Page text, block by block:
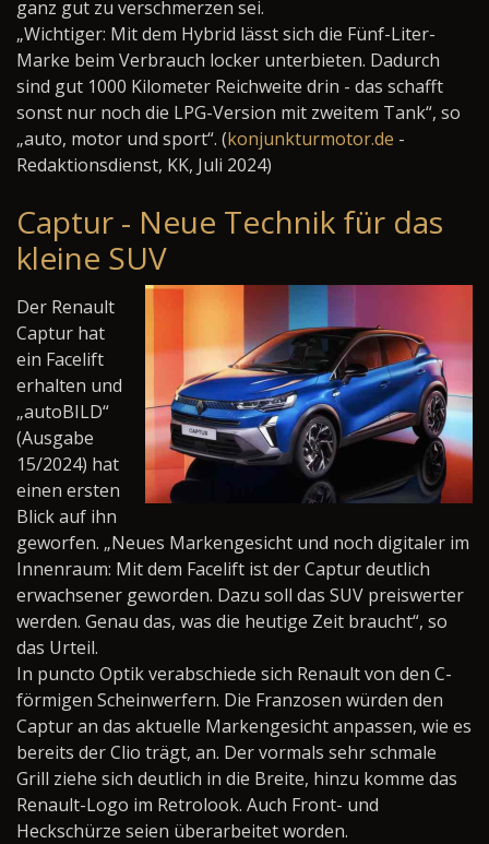
ganz gut zu verschmerzen sei.
„Wichtiger: Mit dem Hybrid lässt sich die Fünf-Liter-
Marke beim Verbrauch locker unterbieten. Dadurch
sind gut 1000 Kilometer Reichweite drin - das schafft
sonst nur noch die LPG-Version mit zweitem Tank“, so
„auto, motor und sport“. (konjunkturmotor.de -
Redaktionsdienst, KK, Juli 2024)
Captur - Neue Technik für das
kleine SUV
Der Renault
Captur hat
ein Facelift
erhalten und
„autoBILD“
(Ausgabe
15/2024) hat
einen ersten
Blick auf ihn
geworfen. „Neues Markengesicht und noch digitaler im
Innenraum: Mit dem Facelift ist der Captur deutlich
erwachsener geworden. Dazu soll das SUV preiswerter
werden. Genau das, was die heutige Zeit braucht“, so
das Urteil.
In puncto Optik verabschiede sich Renault von den C-
förmigen Scheinwerfern. Die Franzosen würden den
Captur an das aktuelle Markengesicht anpassen, wie es
bereits der Clio trägt, an. Der vormals sehr schmale
Grill ziehe sich deutlich in die Breite, hinzu komme das
Renault-Logo im Retrolook. Auch Front- und
Heckschürze seien überarbeitet worden.